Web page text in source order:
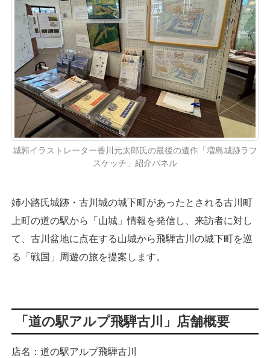
城郭イラストレーター香川元太郎氏の最後の遺作「増島城跡ラフ
スケッチ」紹介パネル
姉小路氏城跡・古川城の城下町があったとされる古川町
上町の道の駅から「山城」情報を発信し、来訪者に対し
て、古川盆地に点在する山城から飛騨古川の城下町を巡
る「戦国」周遊の旅を提案します。
「道の駅アルプ飛騨古川」店舗概要
店名：道の駅アルプ飛騨古川